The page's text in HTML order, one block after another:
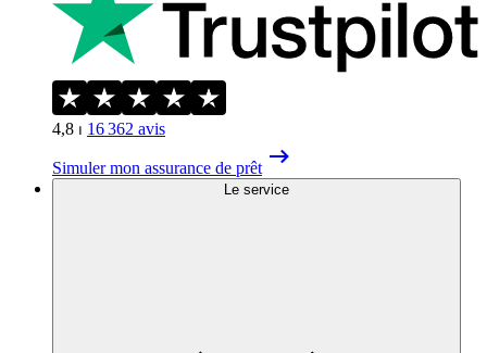
4,8 ⏐ 16 362 avis
Simuler mon assurance de prêt
Le service